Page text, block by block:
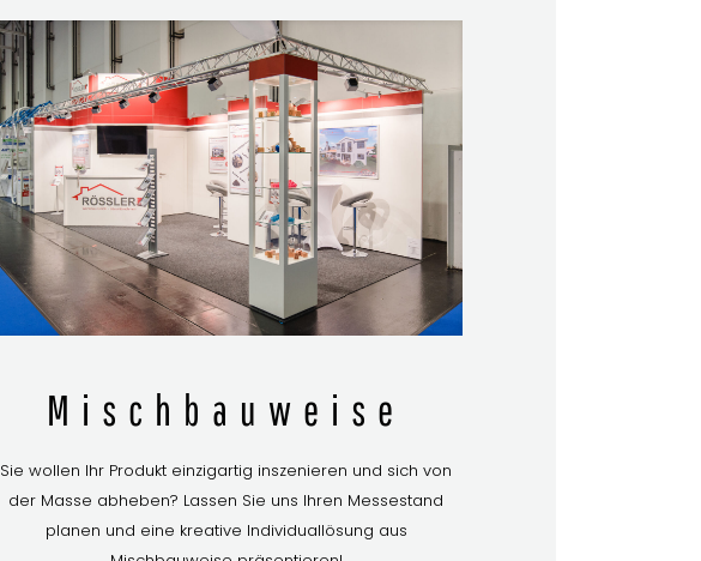
Mischbauweise
Sie wollen Ihr Produkt einzigartig inszenieren und sich von
der Masse abheben? Lassen Sie uns Ihren Messestand
planen und eine kreative Individuallösung aus